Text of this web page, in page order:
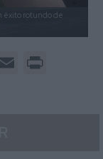
éxito rotundo de
Email